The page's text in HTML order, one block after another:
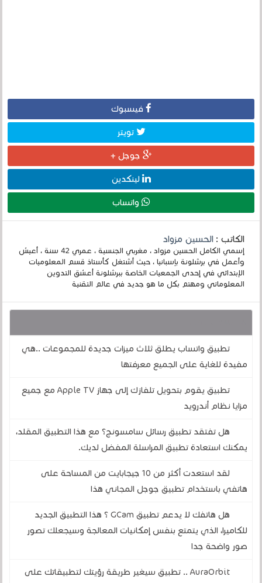
فيسبوك
تويتر
جوجل +
لينكدين
واتساب
الكاتب :الحسين مزواد
إسمي الكامل الحسين مزواد ، مغربي الجنسية ، عمري 42 سنة ، أعيش
وأعمل في برشلونة بإسبانيا ، حيث أشتغل كأستاذ قسم المعلوميات
الإبتدائي في إحدى الجمعيات الخاصة ببرشلونة أعشق التدوين
المعلوماتي ومهتم بكل ما هو جديد في عالم التقنية
تطبيق واتساب يطلق ثلاث ميزات جديدة للمجموعات ..هي
مفيدة للغاية على الجميع معرفتها
تطبيق يقوم بتحويل تلفازك إلى جهاز Apple TV مع جميع
مزايا نظام أندرويد
هل تفتقد تطبيق رسائل سامسونج؟ مع هذا التطبيق المقلد،
يمكنك استعادة تطبيق المراسلة المفضل لديك.
لقد استعدت أكثر من 10 جيجابايت من المساحة على
هاتفي باستخدام تطبيق جوجل المجاني هذا
هل هاتفك لا يدعم تطبيق GCam ؟ هذا التطبيق الجديد
للكاميرا، الذي يتمتع بنفس إمكانيات المعالجة وسيجعلك تصور
صور واضحة جدا
AuraOrbit .. تطبيق سيغير طريقة رؤيتك لتطبيقاتك على